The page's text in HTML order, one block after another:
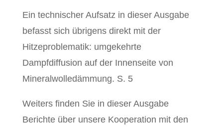
Ein technischer Aufsatz in dieser Ausgabe
befasst sich übrigens direkt mit der
Hitzeproblematik: umgekehrte
Dampfdiffusion auf der Innenseite von
Mineralwolledämmung. S. 5
Weiters finden Sie in dieser Ausgabe
Berichte über unsere Kooperation mit den